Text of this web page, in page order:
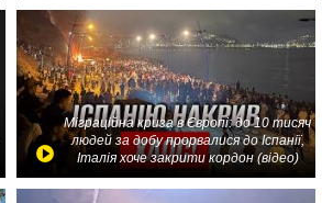
Міграційна криза в Європі: до 10 тисяч
людей за добу прорвалися до Іспанії,
Італія хоче закрити кордон (відео)